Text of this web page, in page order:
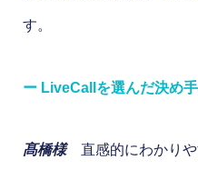
す。
ー LiveCallを選んだ決め
髙橋様直感的にわかりや